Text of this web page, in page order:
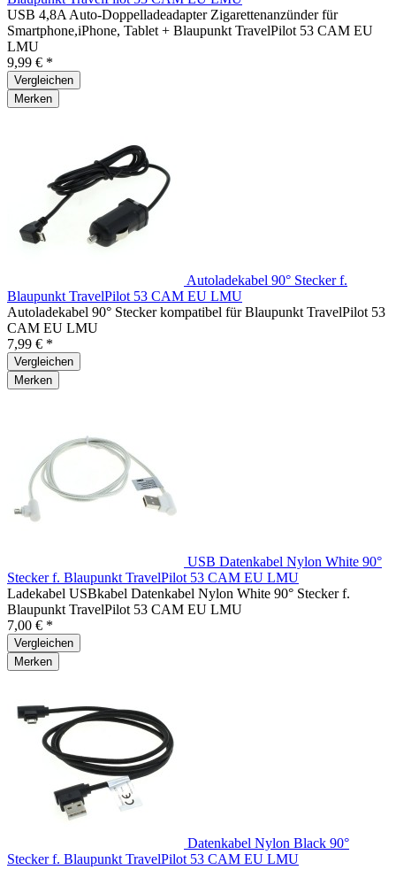
USB 4,8A Auto-Doppelladeadapter Zigarettenanzünder für
Smartphone,iPhone, Tablet + Blaupunkt TravelPilot 53 CAM EU
LMU
9,99 € *
Vergleichen
Merken
Autoladekabel 90° Stecker f.
Blaupunkt TravelPilot 53 CAM EU LMU
Autoladekabel 90° Stecker kompatibel für Blaupunkt TravelPilot 53
CAM EU LMU
7,99 € *
Vergleichen
Merken
USB Datenkabel Nylon White 90°
Stecker f. Blaupunkt TravelPilot 53 CAM EU LMU
Ladekabel USBkabel Datenkabel Nylon White 90° Stecker f.
Blaupunkt TravelPilot 53 CAM EU LMU
7,00 € *
Vergleichen
Merken
Datenkabel Nylon Black 90°
Stecker f. Blaupunkt TravelPilot 53 CAM EU LMU